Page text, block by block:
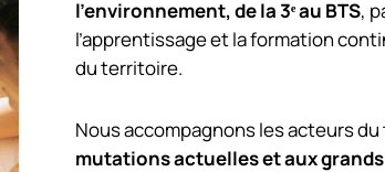
l’environnement, de la 3ᵉau BTS,
l’apprentissage et la formation
du territoire.
Nous accompagnons les acteurs
mutations actuelles et aux